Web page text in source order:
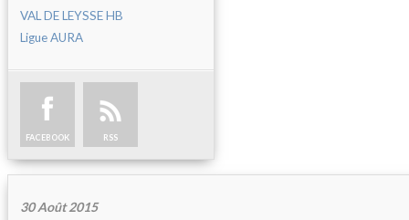
VAL DE LEYSSE HB
Ligue AURA
FACEBOOK RSS
30 Août 2015